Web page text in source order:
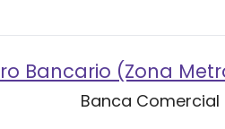
Bancario (Zona
Banca Comercial